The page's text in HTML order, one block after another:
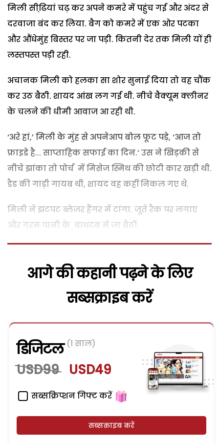
मिली सीढि़यां चढ़ कर अपने कमरे में पहुंच गई और अंदर से
दरवाजा बंद कर लिया. बैग को कमरे में एक ओर पटका
और औंधेमुंह बिस्तर पर जा पड़ी. कितनी देर तक मिली यों ही
लस्तपस्त पड़ी रही.
अचानक मिली को हलका सा शोर सुनाई दिया तो वह चौंक
कर उठ बैठी. शायद आंख लग गई थी. नीचे वैक्यूम क्लीनर
के चलने की धीमी आवाज आ रही थी.
‘अरे हां,’ मिली के मुंह से अपनेआप बोल फूट पड़े, ‘आज तो
फ्राइडे है... साप्ताहिक सफाई का दिन.’ उस ने खिड़की से
नीचे झांका तो पोर्च में मिसेज स्मिथ की छोटी कार खड़ी थी.
डैड की गाड़ी गायब थी, शायद वह कहीं निकल गए थे.
मिली ने झटपट ब्लेजर हैंगर में टांगा. जूते रैक पर लगाए
और गरम पानी के बाथटब में जा बैठी.
आगे की कहानी पढ़ने के लिए
सब्सक्राइब करें
डिजिटल (1 साल)
USD99 USD49
सब्सक्रिप्शन गिफ्ट करें
सब्सक्राइब करें